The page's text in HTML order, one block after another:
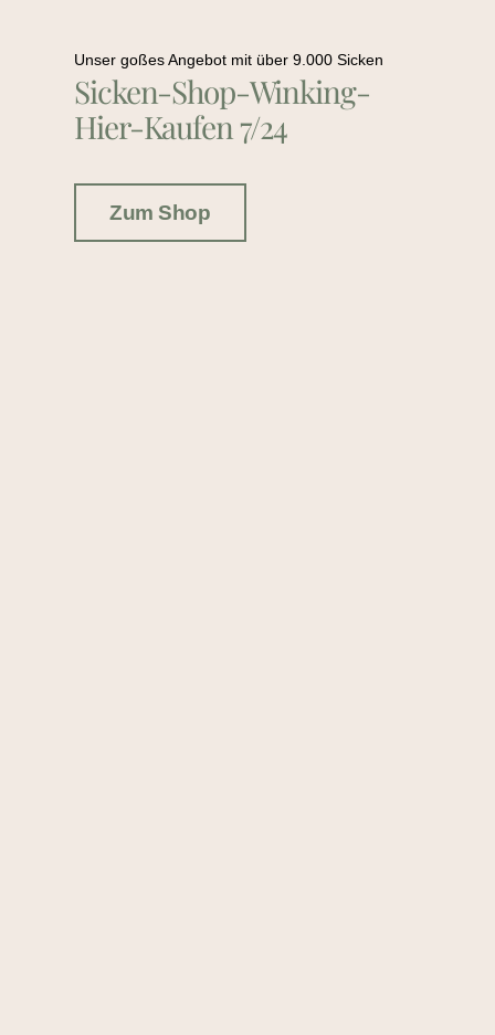
Unser goßes Angebot mit über 9.000 Sicken
Sicken-Shop-Winking-
Hier-Kaufen 7/24
Zum Shop